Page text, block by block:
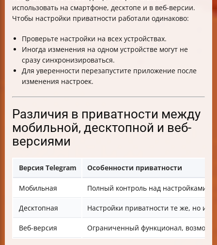
использовать на смартфоне, десктопе и в веб-версии.
Чтобы настройки приватности работали одинаково:
Проверьте настройки на всех устройствах.
Иногда изменения на одном устройстве могут не
сразу синхронизироваться.
Для уверенности перезапустите приложение после
изменения настроек.
Различия в приватности между
мобильной, десктопной и веб-
версиями
Версия Telegram Особенности приватности
Мобильная Полный контроль над настройками,
Десктопная Настройки приватности те же, но
Веб-версия Ограниченный функционал,